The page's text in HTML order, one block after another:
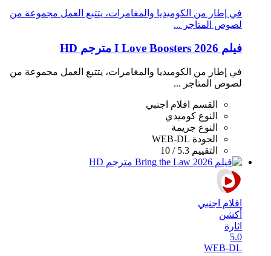
في إطار من الكوميديا والمغامرات، يتتبع العمل مجموعة من
لصوص المتاجر ...
فيلم I Love Boosters 2026 مترجم HD
في إطار من الكوميديا والمغامرات، يتتبع العمل مجموعة من
لصوص المتاجر ...
القسم افلام اجنبي
النوع كوميدي
النوع جريمة
الجودة WEB-DL
التقييم 5.3 / 10
افلام اجنبي
أكشن
اثارة
5.0
WEB-DL